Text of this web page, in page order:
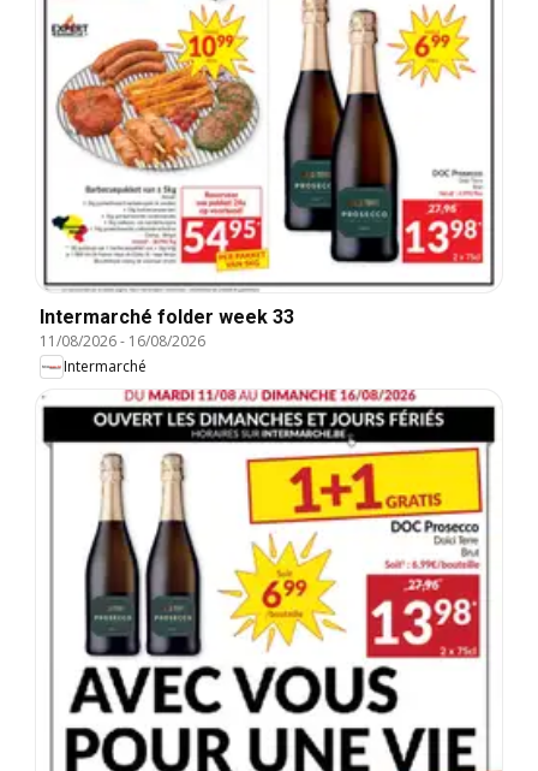
Intermarché folder week 33
11/08/2026- 16/08/2026
Intermarché